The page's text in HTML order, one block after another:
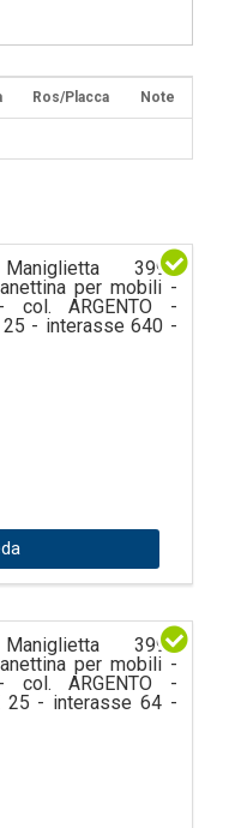
Ros/Placca Note
3990
per mobili -
col. ARGENTO -
- interasse 640 -
3990
per mobili -
col. ARGENTO -
25 - interasse 64 -